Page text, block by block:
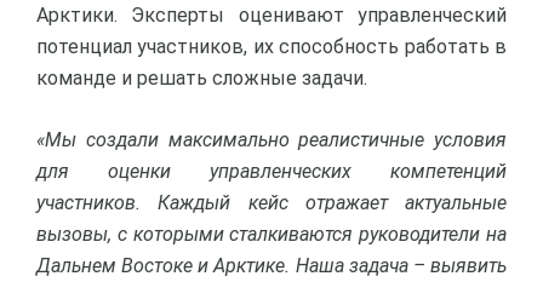
Арктики. Эксперты оценивают управленческий
потенциал участников, их способность работать в
команде и решать сложные задачи.
«Мы создали максимально реалистичные условия
для оценки управленческих компетенций
участников. Каждый кейс отражает актуальные
вызовы, с которыми сталкиваются руководители на
Дальнем Востоке и Арктике. Наша задача – выявить